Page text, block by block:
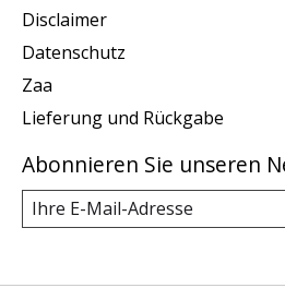
Disclaimer
Datenschutz
Zaa
Lieferung und Rückgabe
Abonnieren Sie unseren